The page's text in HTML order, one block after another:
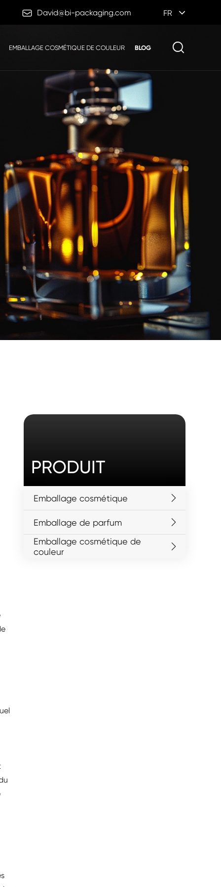
 David@bi-packaging.com FR
EMBALLAGE COSMÉTIQUE DE COULEUR BLOG
PRODUIT
Emballage cosmétique
Emballage de parfum
Emballage cosmétique de
couleur